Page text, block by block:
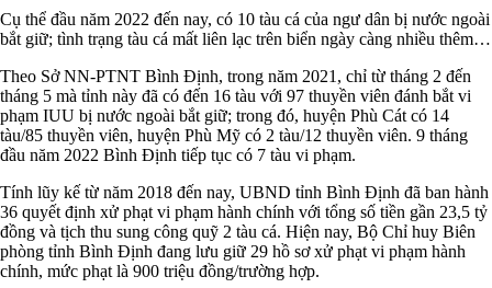
Cụ thể đầu năm 2022 đến nay, có 10 tàu cá của ngư dân bị nước ngoài
bắt giữ; tình trạng tàu cá mất liên lạc trên biển ngày càng nhiều thêm…
Theo Sở NN-PTNT Bình Định, trong năm 2021, chỉ từ tháng 2 đến
tháng 5 mà tỉnh này đã có đến 16 tàu với 97 thuyền viên đánh bắt vi
phạm IUU bị nước ngoài bắt giữ; trong đó, huyện Phù Cát có 14
tàu/85 thuyền viên, huyện Phù Mỹ có 2 tàu/12 thuyền viên. 9 tháng
đầu năm 2022 Bình Định tiếp tục có 7 tàu vi phạm.
Tính lũy kế từ năm 2018 đến nay, UBND tỉnh Bình Định đã ban hành
36 quyết định xử phạt vi phạm hành chính với tổng số tiền gần 23,5 tỷ
đồng và tịch thu sung công quỹ 2 tàu cá. Hiện nay, Bộ Chỉ huy Biên
phòng tỉnh Bình Định đang lưu giữ 29 hồ sơ xử phạt vi phạm hành
chính, mức phạt là 900 triệu đồng/trường hợp.